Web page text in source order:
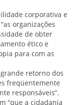
corporativa e
organizações
de obter
ético e
para com as
retorno dos
freqüentemente
responsáveis”.
“que a cidadania